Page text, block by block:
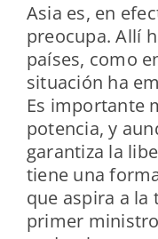
Asia es, en
preocupa. Allí
países, como
situación ha
Es importante
potencia, y
garantiza la
tiene una
que aspira a la
primer